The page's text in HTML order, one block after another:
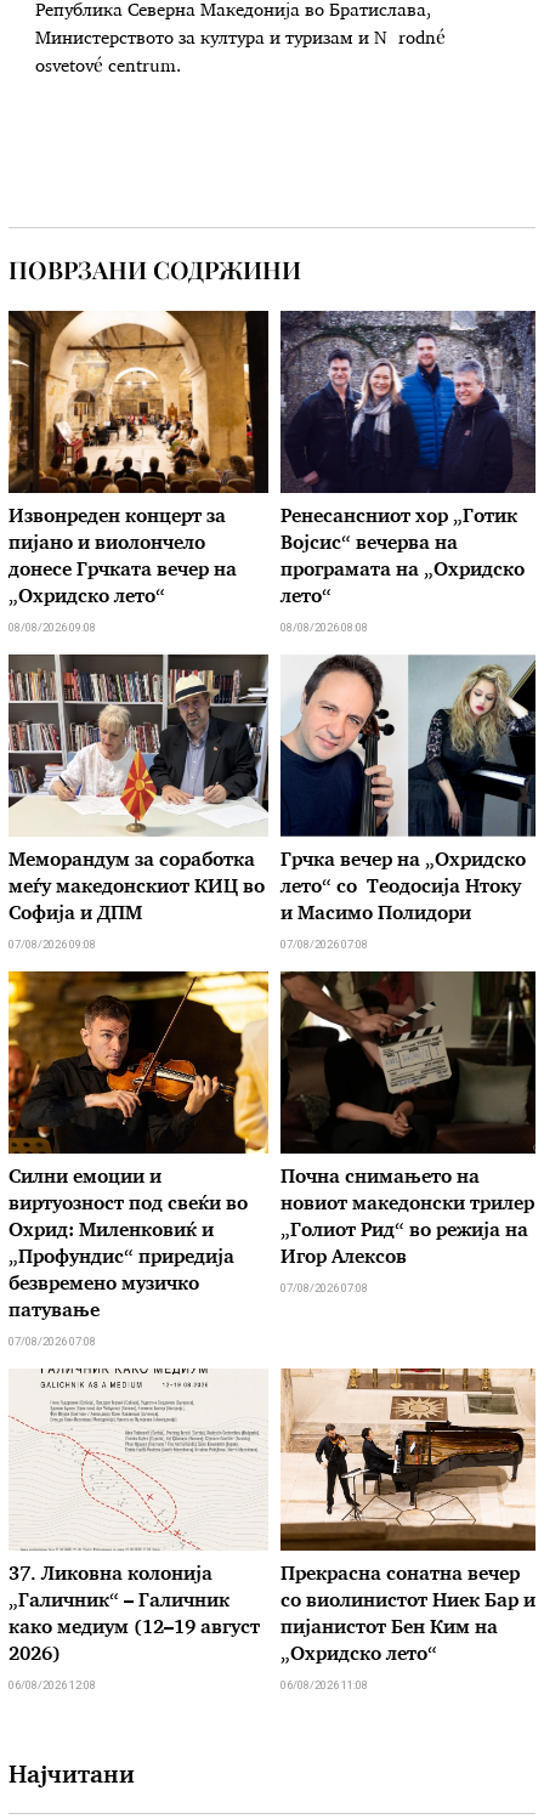
Република Северна Македонија во Братислава,
Министерството за култура и туризам и Národné
osvetové centrum.
ПОВРЗАНИ СОДРЖИНИ
Извонреден концерт за
пијано и виолончело
донесе Грчката вечер на
„Охридско лето“
08/08/2026 09:08
Ренесансниот хор „Готик
Војсис“ вечерва на
програмата на „Охридско
лето“
08/08/2026 08:08
Меморандум за соработка
меѓу македонскиот КИЦ во
Софија и ДПМ
07/08/2026 09:08
Грчка вечер на „Охридско
лето“ со Теодосија Нтоку
и Масимо Полидори
07/08/2026 07:08
Силни емоции и
виртуозност под свеќи во
Охрид: Миленковиќ и
„Профундис“ приредија
безвремено музичко
патување
07/08/2026 07:08
Почна снимањето на
новиот македонски трилер
„Голиот Рид“ во режија на
Игор Алексов
07/08/2026 07:08
37. Ликовна колонија
„Галичник“ – Галичник
како медиум (12–19 август
2026)
06/08/2026 12:08
Прекрасна сонатна вечер
со виолинистот Ниек Бар и
пијанистот Бен Ким на
„Охридско лето“
06/08/2026 11:08
Најчитани